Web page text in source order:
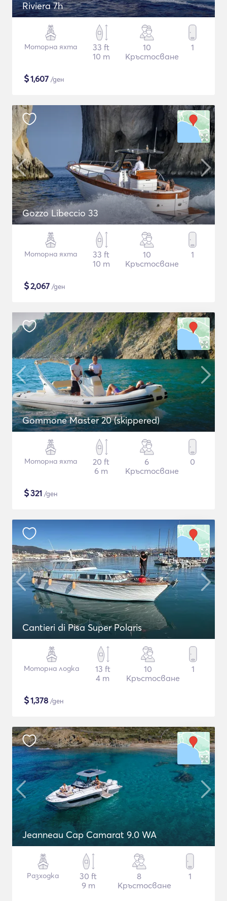
Riviera 7h
Моторна яхта
33 ft
10 m
10
Кръстосване
1
$1,607 /ден
Gozzo Libeccio 33
Моторна яхта
33 ft
10 m
10
Кръстосване
1
$2,067 /ден
Gommone Master 20 (skippered)
Моторна яхта
20 ft
6 m
6
Кръстосване
0
$321 /ден
Cantieri di Pisa Super Polaris
Моторна лодка
13 ft
4 m
10
Кръстосване
1
$1,378 /ден
Jeanneau Cap Camarat 9.0 WA
Разходка
30 ft
9 m
8
Кръстосване
1